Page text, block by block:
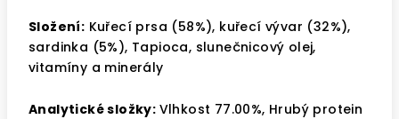
Složení: Kuřecí prsa (58%), kuřecí vývar (32%),
sardinka (5%), Tapioca, slunečnicový olej,
vitamíny a minerály
Analytické složky: Vlhkost 77.00%, Hrubý protein